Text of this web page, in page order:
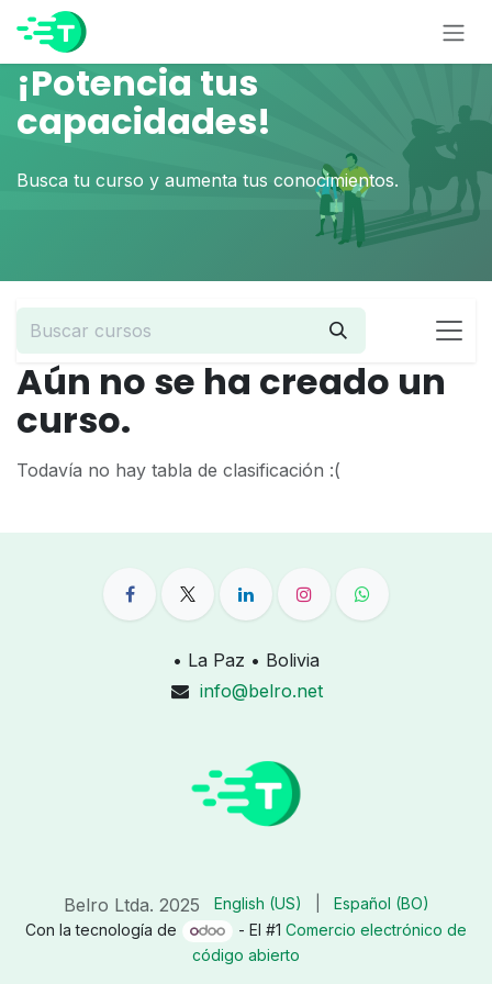
Ir al contenido
¡Potencia tus
capacidades!
Busca tu curso y aumenta tus conocimientos.
Todavía no hay tabla de clasificación :(
Aún no se ha creado un
curso.
• La Paz • Bolivia
info@belro.net
Belro Ltda. 2025 English (US)
Español (BO)
Con la tecnología de
- El #1Comercio electrónico de
código abierto